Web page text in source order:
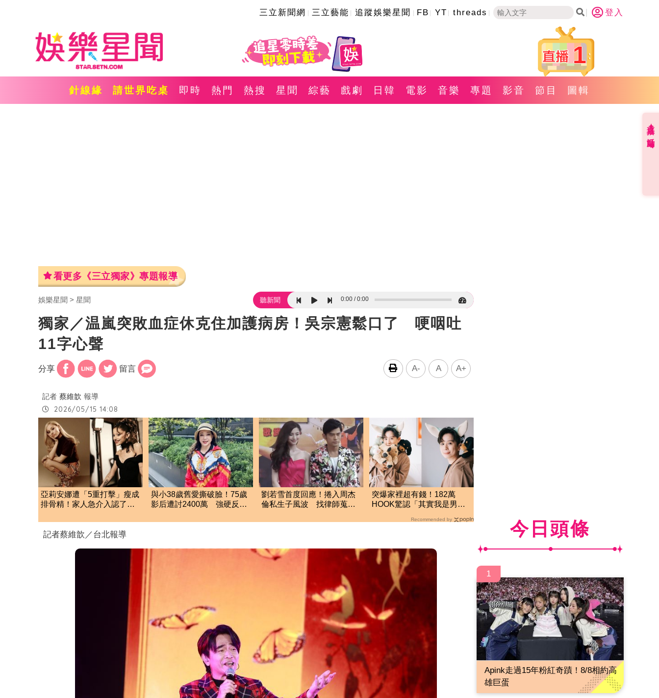
三立新聞網 三立藝能 追蹤娛樂星聞 FB YT threads 登入
1
針線緣 請世界吃桌 即時 熱門 熱搜 星聞 綜藝 戲劇 日韓 電影 音樂 專題 影音 節目 圖輯
看更多《三立獨家》專題報導
娛樂星聞 星聞 聽新聞 0:00 0:00
獨家／温嵐突敗血症休克住加護病房！吳宗憲鬆口了 哽咽吐
11字心聲
分享 留言 A- A A+
記者 蔡維歆 報導
2026/05/15 14:08
亞莉安娜遭「5重打擊」瘦成
排骨精！家人急介入認了：
與小38歲舊愛撕破臉！75歲
影后遭討2400萬 強硬反
劉若雪首度回應！捲入周杰
倫私生子風波 找律師蒐證
突爆家裡超有錢！182萬
HOOK驚認「其實我是男
Recommended by
記者蔡維歆／台北報導 今日頭條
1
Apink走過15年粉紅奇蹟！8/8相約高
雄巨蛋
直播✦活動